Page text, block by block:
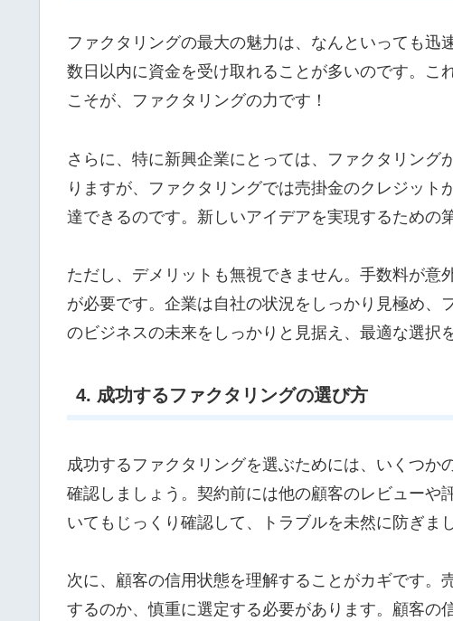
ファクタリングの最大の魅力は、なんといっても
数日以内に資金を受け取れることが多いのです。
こそが、ファクタリングの力です！
さらに、特に新興企業にとっては、ファクタリン
りますが、ファクタリングでは売掛金のクレジッ
達できるのです。新しいアイデアを実現するための
ただし、デメリットも無視できません。手数料が
が必要です。企業は自社の状況をしっかり見極め
のビジネスの未来をしっかりと見据え、最適な選択
4. 成功するファクタリングの選び方
成功するファクタリングを選ぶためには、いくつ
確認しましょう。契約前には他の顧客のレビューや
いてもじっくり確認して、トラブルを未然に防ぎま
次に、顧客の信用状態を理解することがカギです
するのか、慎重に選定する必要があります。顧客の